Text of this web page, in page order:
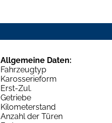
Allgemeine Daten:
Fahrzeugtyp
Karosserieform
Erst-Zul.
Getriebe
Kilometerstand
Anzahl der Türen